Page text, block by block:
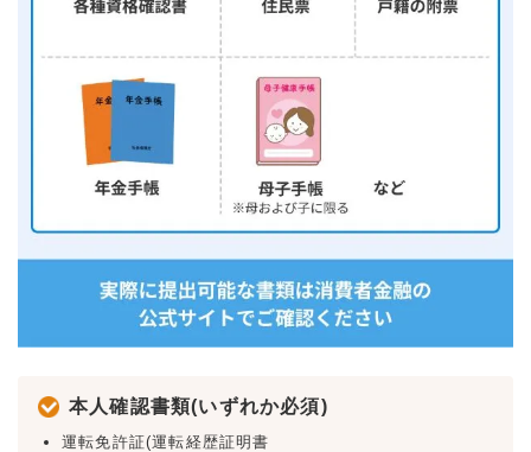
本人確認書類(いずれか必須)
運転免許証(運転経歴証明書